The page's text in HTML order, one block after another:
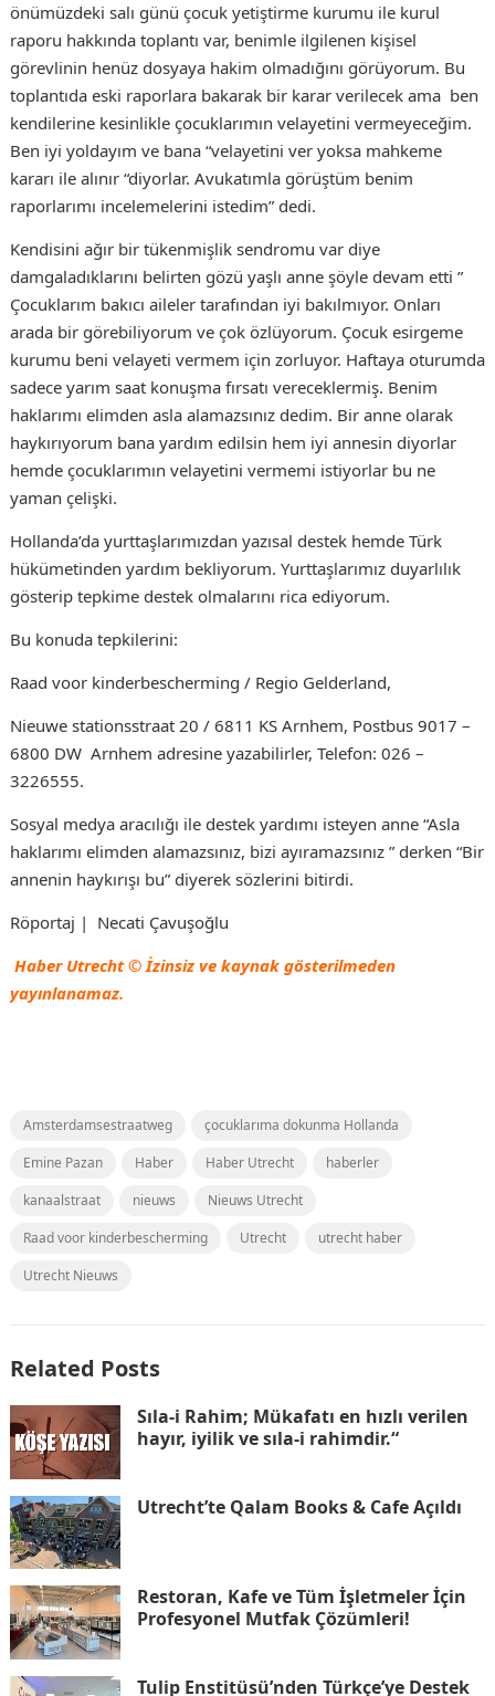
önümüzdeki salı günü çocuk yetiştirme kurumu ile kurul
raporu hakkında toplantı var, benimle ilgilenen kişisel
görevlinin henüz dosyaya hakim olmadığını görüyorum. Bu
toplantıda eski raporlara bakarak bir karar verilecek ama ben
kendilerine kesinlikle çocuklarımın velayetini vermeyeceğim.
Ben iyi yoldayım ve bana “velayetini ver yoksa mahkeme
kararı ile alınır “diyorlar. Avukatımla görüştüm benim
raporlarımı incelemelerini istedim” dedi.
Kendisini ağır bir tükenmişlik sendromu var diye
damgaladıklarını belirten gözü yaşlı anne şöyle devam etti ”
Çocuklarım bakıcı aileler tarafından iyi bakılmıyor. Onları
arada bir görebiliyorum ve çok özlüyorum. Çocuk esirgeme
kurumu beni velayeti vermem için zorluyor. Haftaya oturumda
sadece yarım saat konuşma fırsatı vereceklermiş. Benim
haklarımı elimden asla alamazsınız dedim. Bir anne olarak
haykırıyorum bana yardım edilsin hem iyi annesin diyorlar
hemde çocuklarımın velayetini vermemi istiyorlar bu ne
yaman çelişki.
Hollanda’da yurttaşlarımızdan yazısal destek hemde Türk
hükümetinden yardım bekliyorum. Yurttaşlarımız duyarlılık
gösterip tepkime destek olmalarını rica ediyorum.
Bu konuda tepkilerini:
Raad voor kinderbescherming / Regio Gelderland,
Nieuwe stationsstraat 20 / 6811 KS Arnhem, Postbus 9017 –
6800 DW Arnhem adresine yazabilirler, Telefon: 026 –
3226555.
Sosyal medya aracılığı ile destek yardımı isteyen anne “Asla
haklarımı elimden alamazsınız, bizi ayıramazsınız ” derken “Bir
annenin haykırışı bu” diyerek sözlerini bitirdi.
Röportaj | Necati Çavuşoğlu
Haber Utrecht © İzinsiz ve kaynak gösterilmeden
yayınlanamaz.
Amsterdamsestraatweg
çocuklarıma dokunma Hollanda
Emine Pazan
Haber Haber Utrecht
haberler
kanaalstraat
nieuws
Nieuws Utrecht
Raad voor kinderbescherming
Utrecht
utrecht haber
Utrecht Nieuws
Related Posts
Sıla-i Rahim; Mükafatı en hızlı verilen
hayır, iyilik ve sıla-i rahimdir.“
Utrecht’te Qalam Books & Cafe Açıldı
Restoran, Kafe ve Tüm İşletmeler İçin
Profesyonel Mutfak Çözümleri!
Tulip Enstitüsü’nden Türkçe’ye Destek